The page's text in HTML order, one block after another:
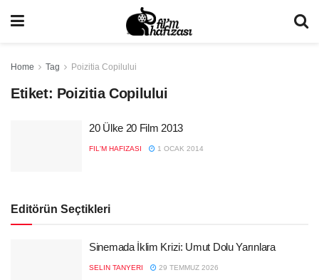
Home Tag Poizitia Copilului
Etiket: Poizitia Copilului
20 Ülke 20 Film 2013
FIL'M HAFIZASI 1 OCAK 2014
Editörün Seçtikleri
Sinemada İklim Krizi: Umut Dolu Yarınlara
SELIN TANYERI 29 TEMMUZ 2026